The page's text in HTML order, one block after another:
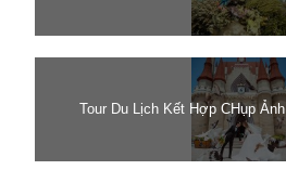
Tour Du Lịch Kết Hợp CHụp